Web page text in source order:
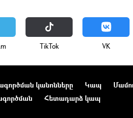
ТikТоk VK
կանոնները Կապ
Հետադարձ կապ